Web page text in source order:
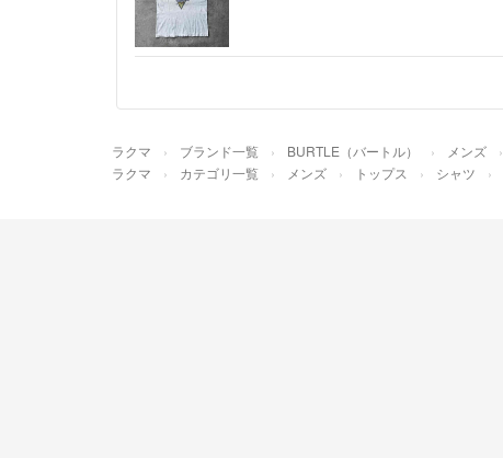
ラクマ ブランド一覧 BURTLE（バートル） メンズ
ラクマ カテゴリ一覧 メンズ トップス シャツ